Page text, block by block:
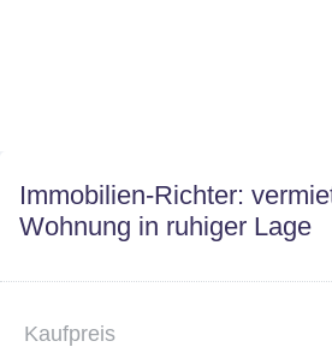
Immobilien-Richter:
Wohnung in ruhiger Lage
Kaufpreis